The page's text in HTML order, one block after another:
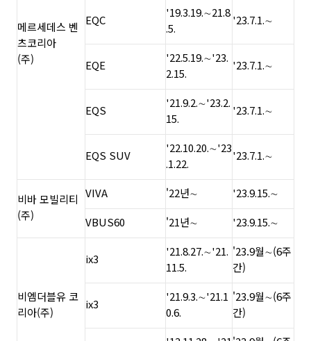
메르세데스 벤
츠코리아
(주)
EQC
'19.3.19.∼21.8
.5.
'23.7.1.∼
EQE
'22.5.19.∼'23.
2.15.
'23.7.1.∼
EQS
'21.9.2.∼'23.2.
15.
'23.7.1.∼
EQS SUV
'22.10.20.∼'23
.1.22.
'23.7.1.∼
비바 모빌리티
(주)
VIVA '22년∼
'23.9.15.∼
VBUS60
'21년∼ '23.9.15.∼
비엠더블유 코
리아(주)
ix3
'21.8.27.∼'21.
11.5.
'23.9월∼(6주
간)
ix3
'21.9.3.∼'21.1
0.6.
'23.9월∼(6주
간)